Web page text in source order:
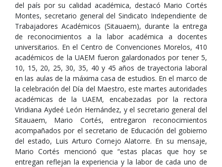
del país por su calidad académica, destacó Mario Cortés
Montes, secretario general del Sindicato Independiente de
Trabajadores Académicos (Sitauaem), durante la entrega
de reconocimientos a la labor académica a docentes
universitarios. En el Centro de Convenciones Morelos, 410
académicos de la UAEM fueron galardonados por tener 5,
10, 15, 20, 25, 30, 35, 40 y 45 años de trayectoria laboral
en las aulas de la máxima casa de estudios. En el marco de
la celebración del Día del Maestro, este martes autoridades
académicas de la UAEM, encabezadas por la rectora
Viridiana Aydeé León Hernández, y el secretario general del
Sitauaem, Mario Cortés, entregaron reconocimientos
acompañados por el secretario de Educación del gobierno
del estado, Luis Arturo Cornejo Alatorre. En su mensaje,
Mario Cortés mencionó que “estas placas que hoy se
entregan reflejan la experiencia y la labor de cada uno de